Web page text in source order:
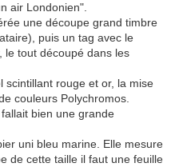
air Londonien".
une découpe grand timbre
puis un tag avec le
tout découpé dans les
scintillant rouge et or, la mise
couleurs Polychromos.
bien une grande
uni bleu marine. Elle mesure
de cette taille il faut une feuille